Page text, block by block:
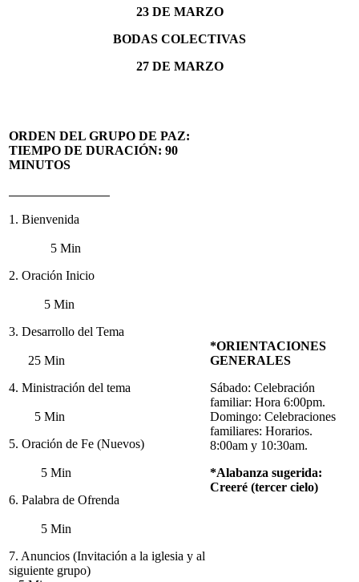
23 DE MARZO
BODAS COLECTIVAS
27 DE MARZO
ORDEN DEL GRUPO DE PAZ:
TIEMPO DE DURACIÓN: 90
MINUTOS
1. Bienvenida
5 Min
2. Oración Inicio
5 Min
3. Desarrollo del Tema
25 Min
4. Ministración del tema
5 Min
5. Oración de Fe (Nuevos)
5 Min
6. Palabra de Ofrenda
5 Min
7. Anuncios (Invitación a la iglesia y al
siguiente grupo)
*ORIENTACIONES
GENERALES
Sábado: Celebración
familiar: Hora 6:00pm.
Domingo: Celebraciones
familiares: Horarios.
8:00am y 10:30am.
*Alabanza sugerida:
Creeré (tercer cielo)